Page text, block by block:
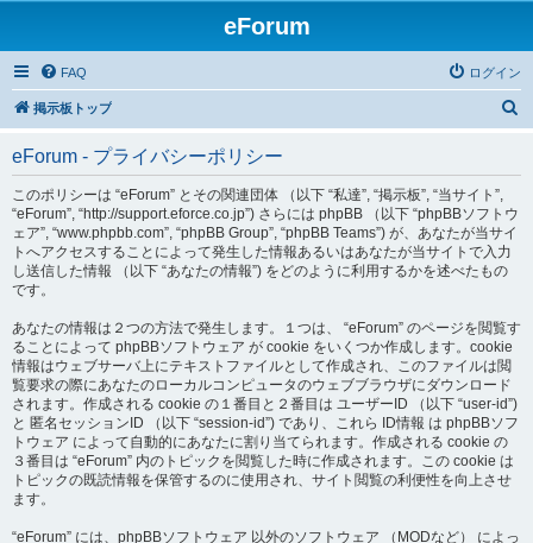
eForum
FAQ ログイン
掲示板トップ
eForum - プライバシーポリシー
このポリシーは “eForum” とその関連団体 （以下 “私達”, “掲示板”, “当サイト”,
“eForum”, “http://support.eforce.co.jp”) さらには phpBB （以下 “phpBBソフトウ
ェア”, “www.phpbb.com”, “phpBB Group”, “phpBB Teams”) が、あなたが当サイ
トへアクセスすることによって発生した情報あるいはあなたが当サイトで入力
し送信した情報 （以下 “あなたの情報”) をどのように利用するかを述べたもの
です。
あなたの情報は２つの方法で発生します。１つは、 “eForum” のページを閲覧す
ることによって phpBBソフトウェア が cookie をいくつか作成します。cookie
情報はウェブサーバ上にテキストファイルとして作成され、このファイルは閲
覧要求の際にあなたのローカルコンピュータのウェブブラウザにダウンロード
されます。作成される cookie の１番目と２番目は ユーザーID （以下 “user-id”)
と 匿名セッションID （以下 “session-id”) であり、これら ID情報 は phpBBソフ
トウェア によって自動的にあなたに割り当てられます。作成される cookie の
３番目は “eForum” 内のトピックを閲覧した時に作成されます。この cookie は
トピックの既読情報を保管するのに使用され、サイト閲覧の利便性を向上させ
ます。
“eForum” には、phpBBソフトウェア 以外のソフトウェア （MODなど） によっ